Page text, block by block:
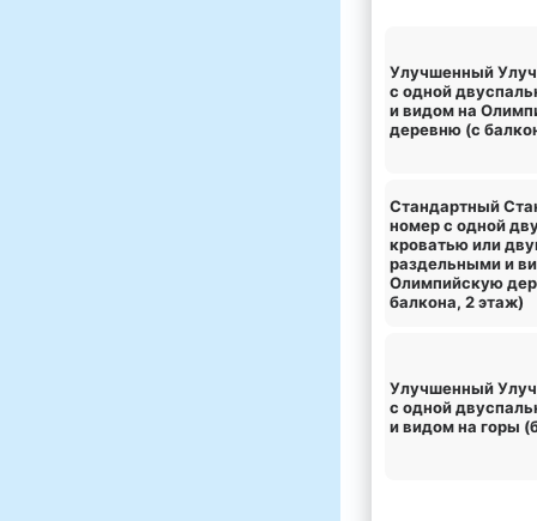
Улучшенный
с одной
и видом на
деревню (с
Стандартный
номер с одной
кроватью или
раздельными и
Олимпийскую
балкона, 2 этаж)
Улучшенный
с одной
и видом на горы